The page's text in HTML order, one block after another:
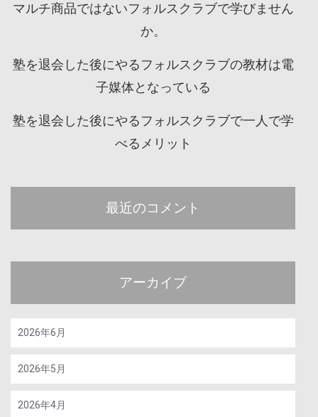
マルチ商品ではないフォルスクラブで学びません
か。
塾を退会した後にやるフォルスクラブの教材は電
子媒体となっている
塾を退会した後にやるフォルスクラブで一人で学
べるメリット
最近のコメント
アーカイブ
2026年6月
2026年5月
2026年4月